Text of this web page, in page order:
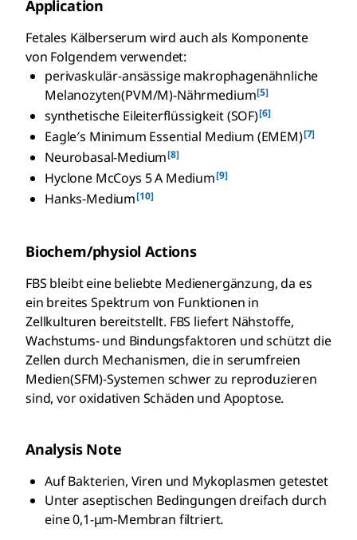
Application
Fetales Kälberserum wird auch als Komponente
von Folgendem verwendet:
perivaskulär-ansässige makrophagenähnliche
Melanozyten(PVM/M)-Nährmedium[5]
synthetische Eileiterflüssigkeit (SOF)[6]
Eagle′s Minimum Essential Medium (EMEM)[7]
Neurobasal-Medium[8]
Hyclone McCoys 5 A Medium[9]
Hanks-Medium[10]
Biochem/physiol Actions
FBS bleibt eine beliebte Medienergänzung, da es
ein breites Spektrum von Funktionen in
Zellkulturen bereitstellt. FBS liefert Nähstoffe,
Wachstums- und Bindungsfaktoren und schützt die
Zellen durch Mechanismen, die in serumfreien
Medien(SFM)-Systemen schwer zu reproduzieren
sind, vor oxidativen Schäden und Apoptose.
Analysis Note
Auf Bakterien, Viren und Mykoplasmen getestet
Unter aseptischen Bedingungen dreifach durch
eine 0,1-μm-Membran filtriert.